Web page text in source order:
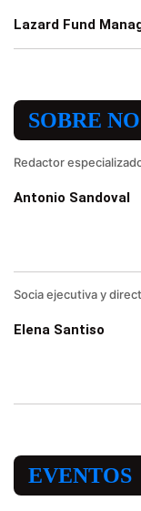
Lazard Fund
SOBRE
Redactor
Antonio Sandoval
Socia ejecutiva y
Elena Santiso
EVENTOS